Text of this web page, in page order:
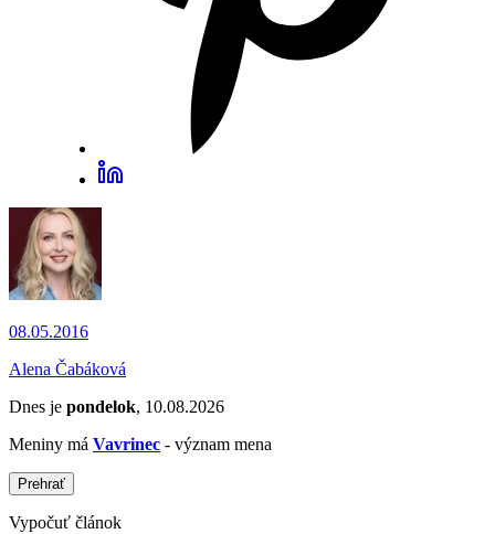
08.05.2016
Alena Čabáková
Dnes je pondelok, 10.08.2026
Meniny má Vavrinec - význam mena
Prehrať
Vypočuť článok